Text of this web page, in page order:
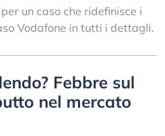
un caso che ridefinisce i
Vodafone in tutti i dettagli.
Febbre sul
nel mercato